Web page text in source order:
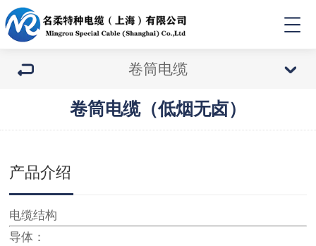
卷筒电缆
卷筒电缆（低烟无卤）
产品介绍
电缆结构
导体：